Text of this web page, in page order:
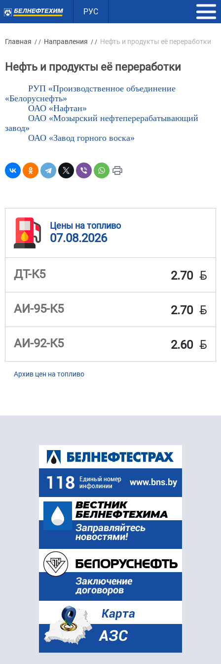
РУС
Главная / / Направления / / Нефть и продукты её переработки
Нефть и продукты её переработки
РУП «Производственное объединение
«Белоруснефть»
ОАО «Нафтан»
ОАО «Мозырский нефтеперерабатывающий
завод»
ОАО «Завод горного воска»
Цены на топливо
07.08.2026
ДТ-К5 2.70 BYN
АИ-95-К5 2.70 BYN
АИ-92-К5 2.60 BYN
Архив цен на топливо